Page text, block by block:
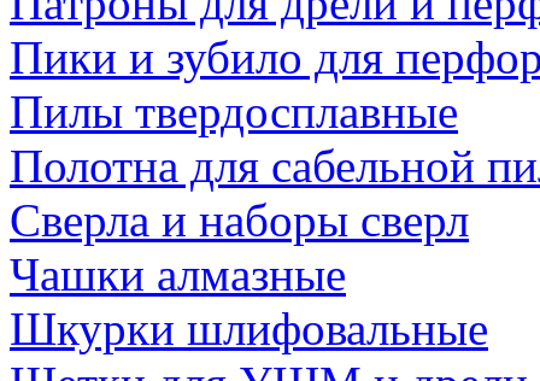
Пики и зубило для
Пилы твердосплавные
Полотна для сабельной
Сверла и наборы сверл
Чашки алмазные
Шкурки шлифовальные